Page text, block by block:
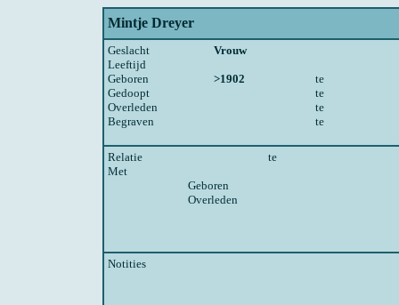
Mintje Dreyer
Geslacht
Vrouw
Leeftijd
Geboren
>1902
te
Gedoopt
te
Overleden
te
Begraven
te
Relatie
te
Met
Geboren
Overleden
Notities